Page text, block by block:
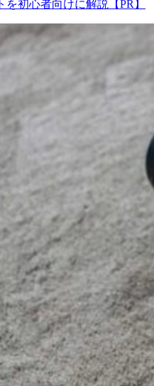
初心者向けに解説【PR】